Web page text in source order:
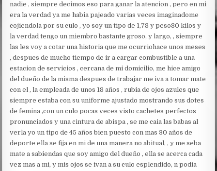
nadie , siempre decimos eso para ganar la atencion , pero en mi
era la verdad ya me habia pajeado varias veces imaginadome
cojiendola por su culo , yo soy un tipo de 1,78 y peso80 kilos y
la verdad tengo un miembro bastante groso, y largo, , siempre
lasles voy a cotar una historia que me ocurriohace unos meses
, despues de mucho tiempo de ir a cargar combustible a una
estacion de servicios , cercana de mi domicilio, me hice amigo
del dueño de la misma despues de trabajar me iva a tomar mate
con el , la empleada de unos 18 años , rubia de ojos azules que
siempre estaba con su uniforme ajustado mostrando sus dotes
de femina ,con un culo pocas veces visto cachetes perfectos
pronunciados y una cintura de abispa , se me caia las babas al
verla yo un tipo de 45 años bien puesto con mas 30 años de
deporte ella se fija en mi de una manera no abitual, , y me seba
mate a sabiendas que soy amigo del dueño , ella se acerca cada
vez mas a mi, y mis ojos se ivan a su culo esplendido, n podia